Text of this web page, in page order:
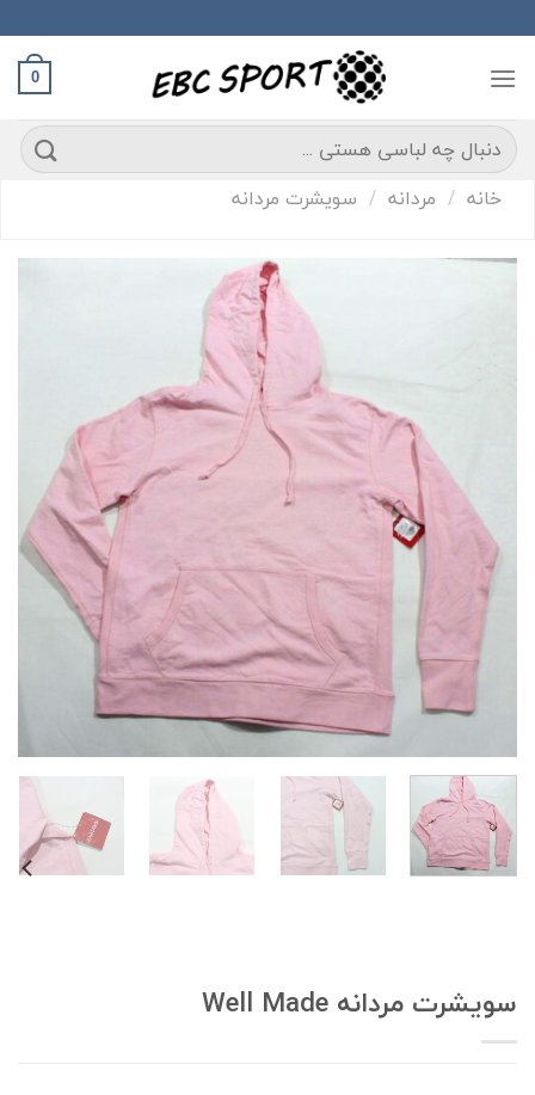
جستجو
برای:
خانه / مردانه / سویشرت مردانه
سویشرت مردانه Well Made